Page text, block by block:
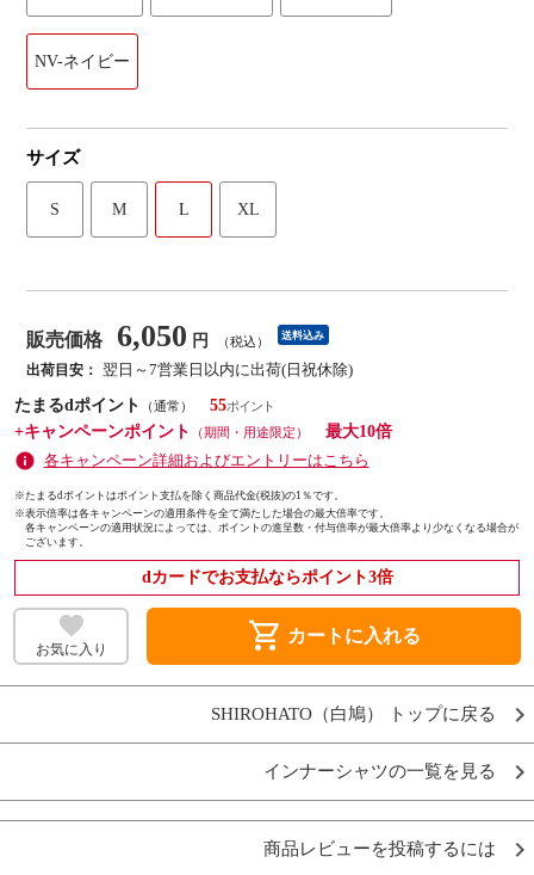
NV-ネイビー
サイズ
S M L XL
販売価格 6,050 円 （税込） 送料込み
出荷目安： 翌日～7営業日以内に出荷(日祝休除)
たまるdポイント
（通常）
55
+キャンペーンポイント
（期間・用途限定）
最大10倍
各キャンペーン詳細およびエントリーはこちら
※たまるdポイントはポイント支払を除く商品代金(税抜)の1％です。
※表示倍率は各キャンペーンの適用条件を全て満たした場合の最大倍率です。
各キャンペーンの適用状況によっては、ポイントの進呈数・付与倍率が最大倍率より少なくなる場合が
ございます。
dカードでお支払ならポイント3倍
お気に入り shopping_cart カートに入れる
SHIROHATO（白鳩） トップに戻る
インナーシャツの一覧を見る
商品レビューを投稿するには